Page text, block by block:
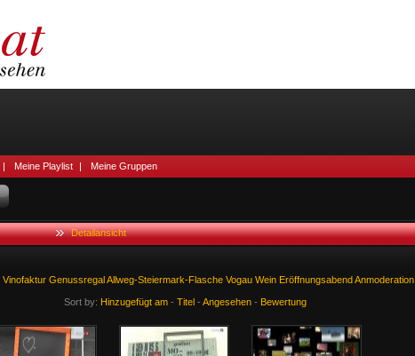
| Meine Playlist | Meine Gruppen
Detailansicht
Vinofaktur GenussregalAllweg-Steiermark-Flasche Vogau Wein EröffnungsabendAnmoderation
Sort by: Hinzugefügt am - Titel - Angesehen - Bewertung